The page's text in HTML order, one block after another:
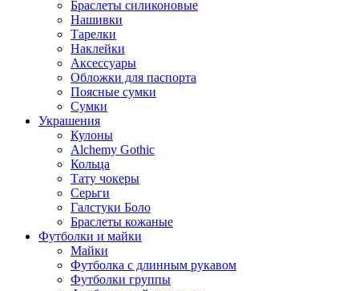
Браслеты силиконовые
Нашивки
Тарелки
Наклейки
Аксессуары
Обложки для паспорта
Поясные сумки
Сумки
Украшения
Кулоны
Alchemy Gothic
Кольца
Тату чокеры
Серьги
Галстуки Боло
Браслеты кожаные
Футболки и майки
Майки
Футболка с длинным рукавом
Футболки группы